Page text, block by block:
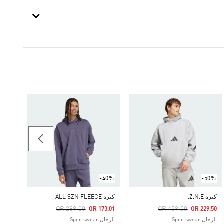
-50%
كنزة Z.N.E.
Price Reduced From
QR 459.00
To QR 229.50
الرجال Sportswear
-40%
كنزة ALL SZN FLEECE
Price Reduced From
QR 289.00
To QR 173.01
الرجال Sportswear